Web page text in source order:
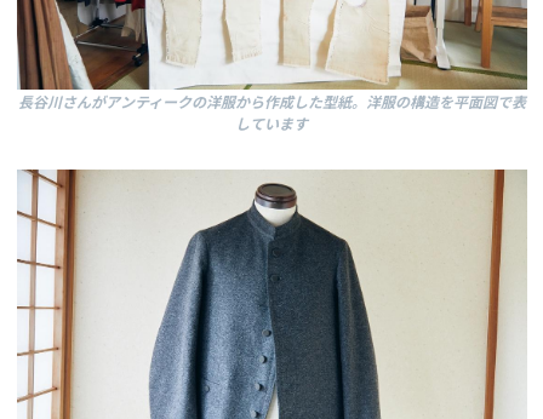
長谷川さんがアンティークの洋服から作成した型紙。洋服の構造を平面図で表
しています